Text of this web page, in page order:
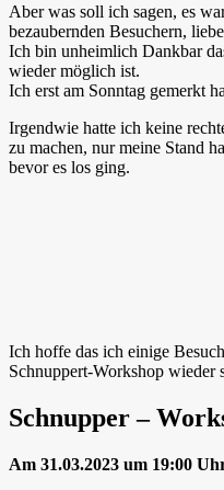
Aber was soll ich sagen, es
bezaubernden Besuchern,
Ich bin unheimlich Dankbar
wieder möglich ist.
Ich erst am Sonntag gemerkt
Irgendwie hatte ich keine
zu machen, nur meine Stand
bevor es los ging.
Ich hoffe das ich einige
Schnuppert-Workshop wieder
Schnupper –
Am 31.03.2023 um 19:00